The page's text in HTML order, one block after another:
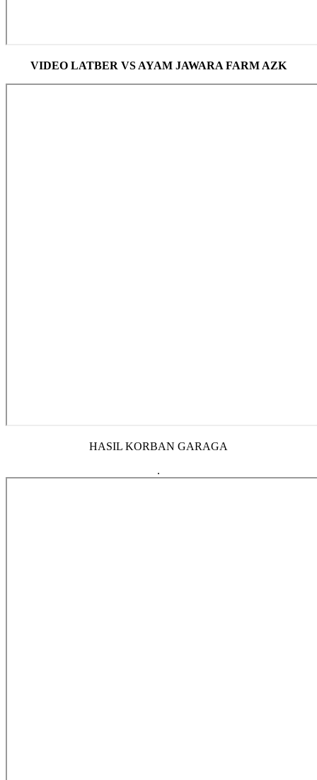
VIDEO LATBER VS AYAM JAWARA FARM AZK
HASIL KORBAN GARAGA
.